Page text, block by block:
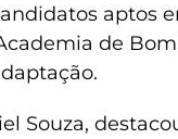
aptos
de
Souza,